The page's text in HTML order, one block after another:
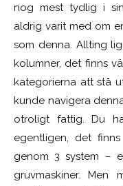
nog mest tydlig i
aldrig varit med om
som denna. Allting
kolumner, det finns
kategorierna att stå
kunde navigera
otroligt fattig. Du
egentligen, det
genom 3 system –
gruvmaskiner. Men